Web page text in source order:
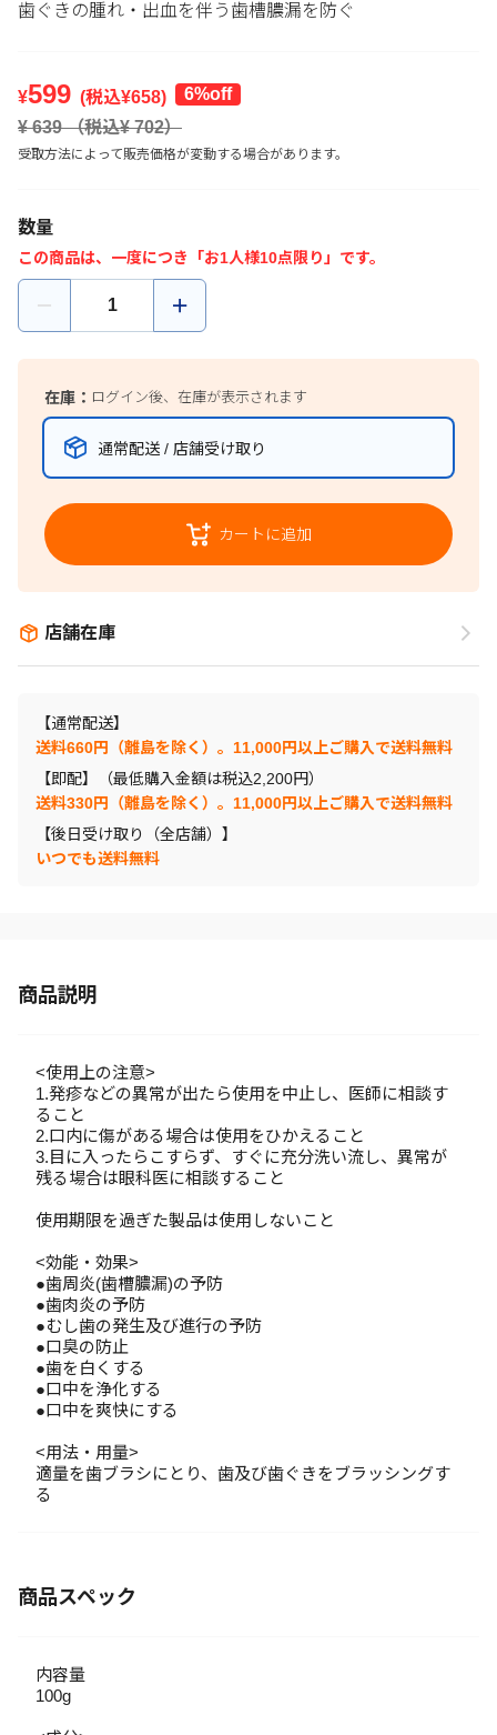
歯ぐきの腫れ・出血を伴う歯槽膿漏を防ぐ
¥599 (税込¥658)
6%off
¥ 639（税込¥702）
受取方法によって販売価格が変動する場合があります。
数量
この商品は、一度につき「お1人様10点限り」です。
在庫： ログイン後、在庫が表示されます
通常配送 / 店舗受け取り
カートに追加
店舗在庫
【通常配送】
送料660円（離島を除く）。11,000円以上ご購入で送料無料
【即配】（最低購入金額は税込2,200円）
送料330円（離島を除く）。11,000円以上ご購入で送料無料
【後日受け取り（全店舗）】
いつでも送料無料
商品説明
<使用上の注意>
1.発疹などの異常が出たら使用を中止し、医師に相談す
ること
2.口内に傷がある場合は使用をひかえること
3.目に入ったらこすらず、すぐに充分洗い流し、異常が
残る場合は眼科医に相談すること
使用期限を過ぎた製品は使用しないこと
<効能・効果>
●歯周炎(歯槽膿漏)の予防
●歯肉炎の予防
●むし歯の発生及び進行の予防
●口臭の防止
●歯を白くする
●口中を浄化する
●口中を爽快にする
<用法・用量>
適量を歯ブラシにとり、歯及び歯ぐきをブラッシングす
る
商品スペック
内容量
100g